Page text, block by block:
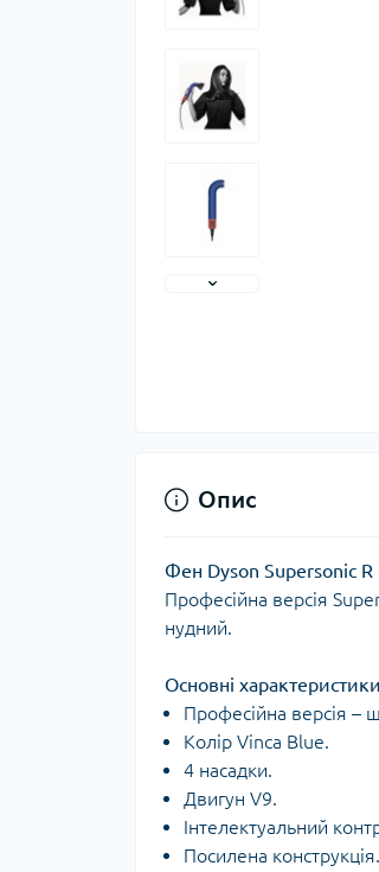
Опис
Фен Dyson Supersonic R
Професійна версія
нудний.
Основні характеристики
Професійна версія –
Колір Vinca Blue.
4 насадки.
Двигун V9.
Інтелектуальний
Посилена конструкція.